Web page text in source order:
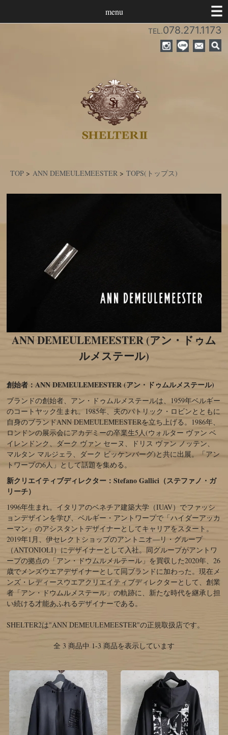
menu
TEL.078.271.1173
TOP >ANN DEMEULEMEESTER >TOPS(トップス)
ANN DEMEULEMEESTER (アン・ドゥム
ルメステール)
創始者：ANN DEMEULEMEESTER (アン・ドゥムルメステール)
ブランドの創始者、アン・ドゥムルメステールは、1959年ベルギー
のコートヤック生まれ。1985年、夫のパトリック・ロビンとともに
自身のブランドANN DEMEULEMEESTERを立ち上げる。1986年、
ロンドンの展示会にアカデミーの卒業生5人(ウォルター ヴァン ベ
イレンドンク、ダーク ヴァン セーヌ、ドリス ヴァン ノッテン、
マルタン マルジェラ、ダーク ビッケンバーグ)と共に出展。「アン
トワープの6人」として話題を集める。
新クリエイティブディレクター：Stefano Gallici（ステファノ・ガ
リーチ）
1996年生まれ。イタリアのベネチア建築大学（IUAV）でファッシ
ョンデザインを学び、ベルギー・アントワープで「ハイダーアッカ
ーマン」のアシスタントデザイナーとしてキャリアをスタート。
2019年1月、伊セレクトショップのアントニオ―リ・グループ
（ANTONIOLI）にデザイナーとして入社。同グループがアントワ
ープの拠点の「アン・ドウムルメルテール」を買収した2020年、26
歳でメンズウエアデザイナーとして同ブランドに加わった。現在メ
ンズ・レディースウエアクリエイティブディレクターとして、創業
者「アン・ドウムルメステール」の軌跡に、新たな時代を継承し担
い続ける才能あふれるデザイナーである。
SHELTER2は"ANN DEMEULEMEESTER"の正規取扱店です。
全 3 商品中 1-3 商品を表示しています